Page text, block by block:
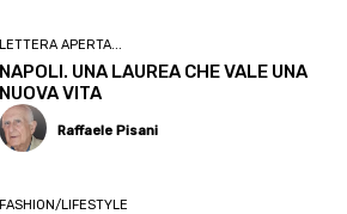
LETTERA APERTA...
NAPOLI. UNA LAUREA CHE VALE UNA
NUOVA VITA
Raffaele Pisani
FASHION/LIFESTYLE